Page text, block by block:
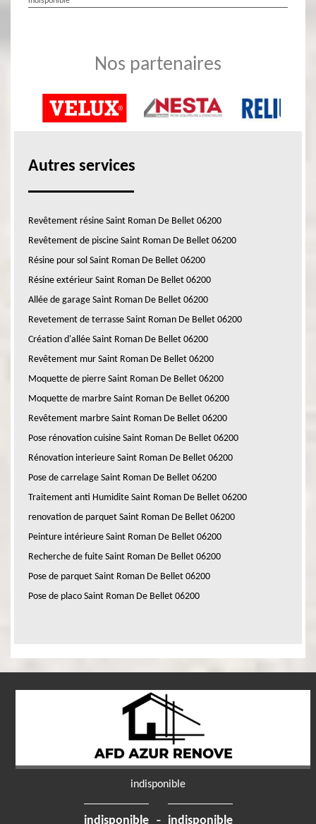
Nos partenaires
Autres services
Revêtement résine Saint Roman De Bellet 06200
Revêtement de piscine Saint Roman De Bellet 06200
Résine pour sol Saint Roman De Bellet 06200
Résine extérieur Saint Roman De Bellet 06200
Allée de garage Saint Roman De Bellet 06200
Revetement de terrasse Saint Roman De Bellet 06200
Création d'allée Saint Roman De Bellet 06200
Revêtement mur Saint Roman De Bellet 06200
Moquette de pierre Saint Roman De Bellet 06200
Moquette de marbre Saint Roman De Bellet 06200
Revêtement marbre Saint Roman De Bellet 06200
Pose rénovation cuisine Saint Roman De Bellet 06200
Rénovation interieure Saint Roman De Bellet 06200
Pose de carrelage Saint Roman De Bellet 06200
Traitement anti Humidite Saint Roman De Bellet 06200
renovation de parquet Saint Roman De Bellet 06200
Peinture intérieure Saint Roman De Bellet 06200
Recherche de fuite Saint Roman De Bellet 06200
Pose de parquet Saint Roman De Bellet 06200
Pose de placo Saint Roman De Bellet 06200
indisponible
indisponible indisponible